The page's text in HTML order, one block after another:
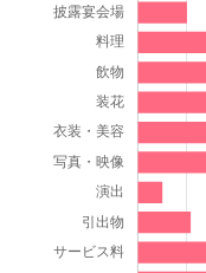
一皿一皿丁寧に仕上
し上がっていただけ
hoppe様より頂戴い
らもより皆様にお喜
精進してまいります
おふたりとご両家の
多幸を心よりお祈り